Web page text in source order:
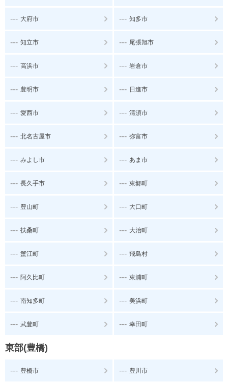
--- 大府市 --- 知多市
--- 知立市 --- 尾張旭市
--- 高浜市 --- 岩倉市
--- 豊明市 --- 日進市
--- 愛西市 --- 清須市
--- 北名古屋市 --- 弥富市
--- みよし市 --- あま市
--- 長久手市 --- 東郷町
--- 豊山町 --- 大口町
--- 扶桑町 --- 大治町
--- 蟹江町 --- 飛島村
--- 阿久比町 --- 東浦町
--- 南知多町 --- 美浜町
--- 武豊町 --- 幸田町
東部(豊橋)
--- 豊橋市 --- 豊川市